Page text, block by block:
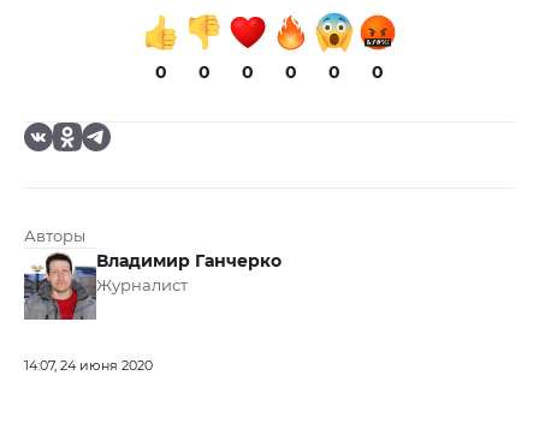
0 0 0 0 0 0
Авторы
Владимир Ганчерко
Журналист
14:07, 24 июня 2020